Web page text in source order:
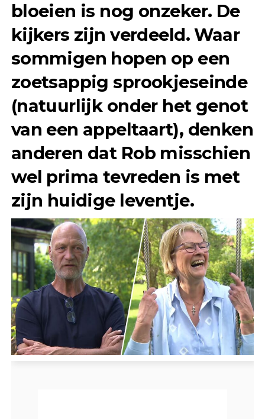
bloeien is nog onzeker. De
kijkers zijn verdeeld. Waar
sommigen hopen op een
zoetsappig sprookjeseinde
(natuurlijk onder het genot
van een appeltaart), denken
anderen dat Rob misschien
wel prima tevreden is met
zijn huidige leventje.